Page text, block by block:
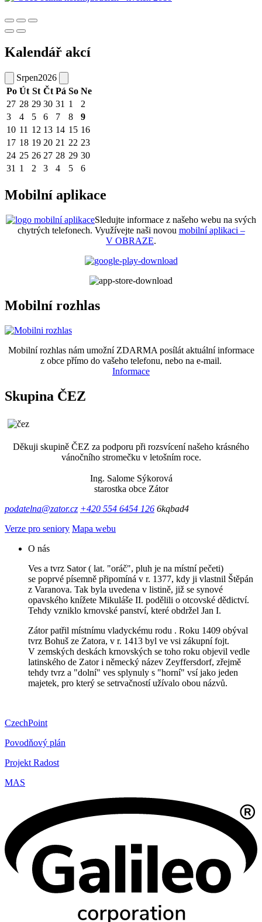
Kalendář akcí
Srpen2026
Po Út St Čt Pá So Ne
27 28 29 30 31 1
2
3
4 5 6 7 8
9
10 11 12 13 14 15 16
17 18 19 20 21 22 23
24 25 26 27 28 29 30
31 1 2 3 4 5 6
Mobilní aplikace
Sledujte informace z našeho webu na svých
chytrých telefonech. Využívejte naši novou mobilní aplikaci –
V OBRAZE.
Mobilní rozhlas
Mobilní rozhlas nám umožní ZDARMA posílát aktuální informace
z obce přímo do vašeho telefonu, nebo na e-mail.
Informace
Skupina ČEZ
Děkuji skupině ČEZ za podporu při rozsvícení našeho krásného
vánočního stromečku v letošním roce.
Ing. Salome Sýkorová
starostka obce Zátor
podatelna@zator.cz +420 554 6454 126 6kqbad4
Verze pro seniory Mapa webu
O nás
Ves a tvrz Sator ( lat. "oráč", pluh je na místní pečeti)
se poprvé písemně připomíná v r. 1377, kdy ji vlastnil Štěpán
z Varanova. Tak byla uvedena v listině, již se synové
opavského knížete Mikuláše II. podělili o otcovské dědictví.
Tehdy vzniklo krnovské panství, které obdržel Jan I.
Zátor patřil místnímu vladyckému rodu . Roku 1409 obýval
tvrz Bohuš ze Zatora, v r. 1413 byl ve vsi zákupní fojt.
V zemských deskách krnovských se toho roku objevil vedle
latinského de Zator i německý název Zeyffersdorf, zřejmě
tehdy tvrz a "dolní" ves splynuly s "horní" vsí jako jeden
majetek, pro který se setrvačností užívalo obou názvů.
CzechPoint
Povodňový plán
Projekt Radost
MAS